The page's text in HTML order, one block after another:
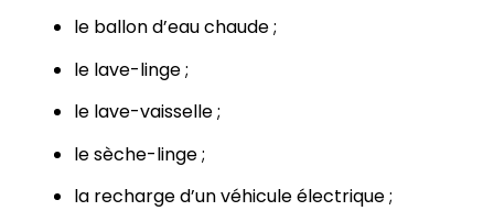
le ballon d’eau chaude ;
le lave-linge ;
le lave-vaisselle ;
le sèche-linge ;
la recharge d’un véhicule électrique ;